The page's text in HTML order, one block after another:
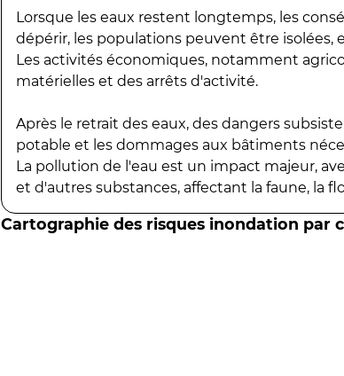
Lorsque les eaux restent longtemps, les
dépérir, les populations peuvent être
Les activités économiques, notamment
matérielles et des arrêts d'activité.
Après le retrait des eaux, des dangers
potable et les dommages aux bâtiments
La pollution de l'eau est un impact majeur,
et d'autres substances, affectant la faune, la
Cartographie des risques inondation par